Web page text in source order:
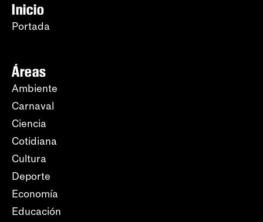
Inicio
Portada
Áreas
Ambiente
Carnaval
Ciencia
Cotidiana
Cultura
Deporte
Economía
Educación